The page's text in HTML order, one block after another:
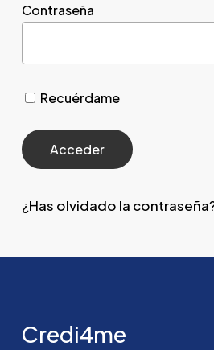
Contraseña
Recuérdame
¿Has olvidado la
Credi4me